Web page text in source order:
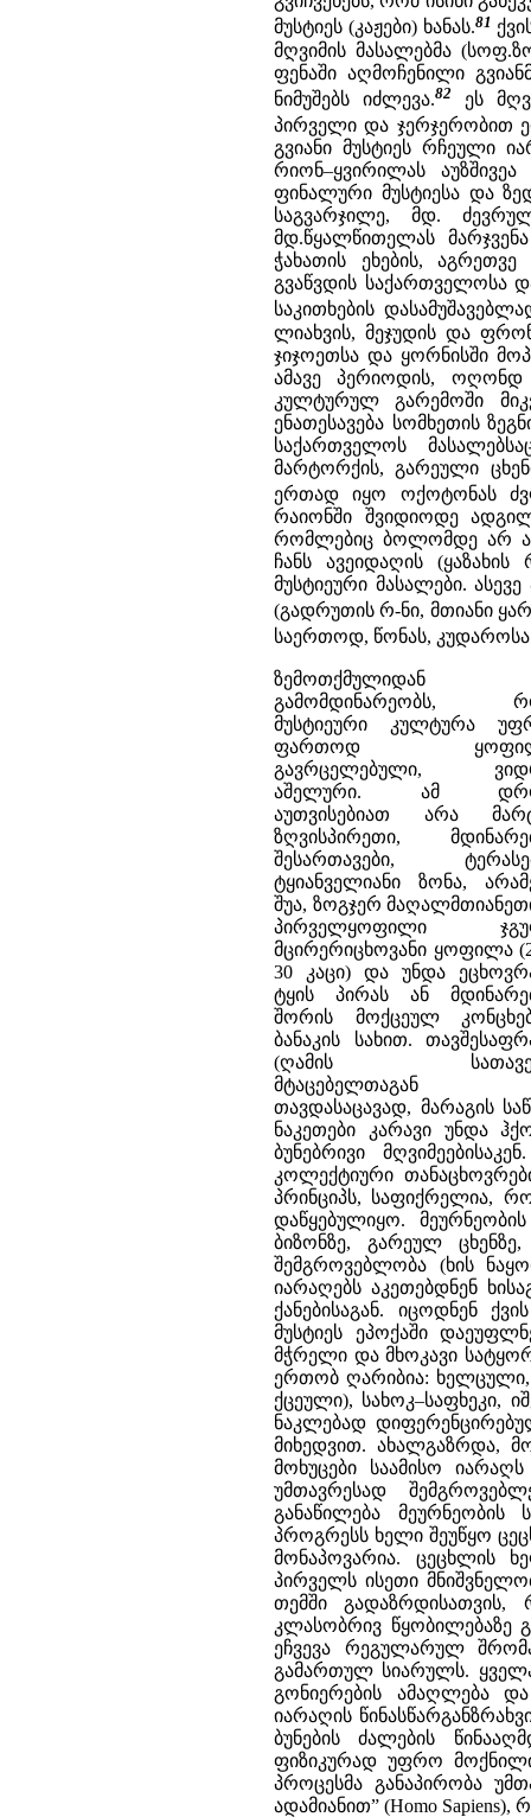
მუსტიეს (კაჟები) ხანას.81
მღვიმის მასალებმა
ფენაში აღმოჩენილი
ნიმუშებს იძლევა.82 ეს
პირველი და ჯერჯერობით
გვიანი მუსტიეს რჩეული
რიონ–ყვირილას
ფინალური მუსტიესა და
საგვარჯილე, მდ.
მდ.წყალწითელას
ჭახათის ეხების,
გვაწვდის საქართველოსა
საკითხების
ლიახვის, მეჯუდის და
ჯიჯოეთსა და ყორნისში
ამავე პერიოდის,
კულტურულ გარემოში
ენათესავება სომხეთის
საქართველოს
მარტორქის, გარეული
ერთად იყო ოქოტონას
რაიონში შვიდიოდე
რომლებიც ბოლომდე არ
ჩანს ავეიდაღის
მუსტიეური მასალები.
(გადრუთის რ-ნი, მთიანი
საერთოდ, წონას, კუდაროსა
ზემოთქმულიდან
გამომდინარეობს,
მუსტიეური კულტურა
ფართოდ
გავრცელებული,
აშელური. ამ
აუთვისებიათ არა
ზღვისპირეთი,
შესართავები,
ტყიანველიანი ზონა,
შუა, ზოგჯერ
პირველყოფილი
მცირერიცხოვანი ყოფილა
30 კაცი) და უნდა
ტყის პირას ან
შორის მოქცეულ
ბანაკის სახით.
(ღამის
მტაცებელთაგან
თავდასაცავად, მარაგის
ნაკეთები კარავი უნდა
ბუნებრივი
კოლექტიური
პრინციპს, საფიქრელია,
დაწყებულიყო.
ბიზონზე, გარეულ
შემგროვებლობა (ხის
იარაღებს აკეთებდნენ
ქანებისაგან. იცოდნენ
მუსტიეს ეპოქაში
მჭრელი და მხოკავი
ერთობ ღარიბია: ხელცული,
ქცეული), სახოკ–საფხეკი,
ნაკლებად
მიხედვით. ახალგაზრდა,
მოხუცები საამისო
უმთავრესად
განაწილება
პროგრესს ხელი შეუწყო
მონაპოვარია. ცეცხლის
პირველს ისეთი
თემში
კლასობრივ წყობილებაზე
ეჩვევა რეგულარულ
გამართულ სიარულს.
გონიერების ამაღლება
იარაღის
ბუნების ძალების
ფიზიკურად უფრო
პროცესმა განაპირობა
ადამიანით” (Homo